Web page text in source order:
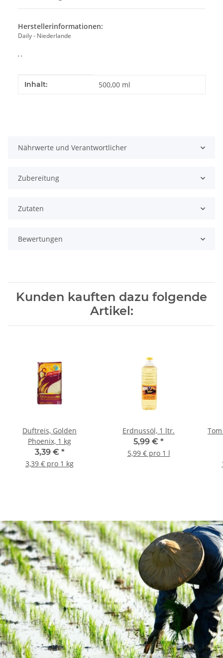
Herstellerinformationen:
Daily - Niederlande
, ,
Produkteigenschaft
Wert
Inhalt: 500,00 ml
Nährwerte und Verantwortlicher
Zubereitung
Zutaten
Bewertungen
Kunden kauften dazu folgende
Artikel:
Duftreis, Golden
Phoenix, 1 kg
3,39 € *
3,39 € pro 1 kg
Erdnussöl, 1 ltr.
5,99 € *
5,99 € pro 1 l